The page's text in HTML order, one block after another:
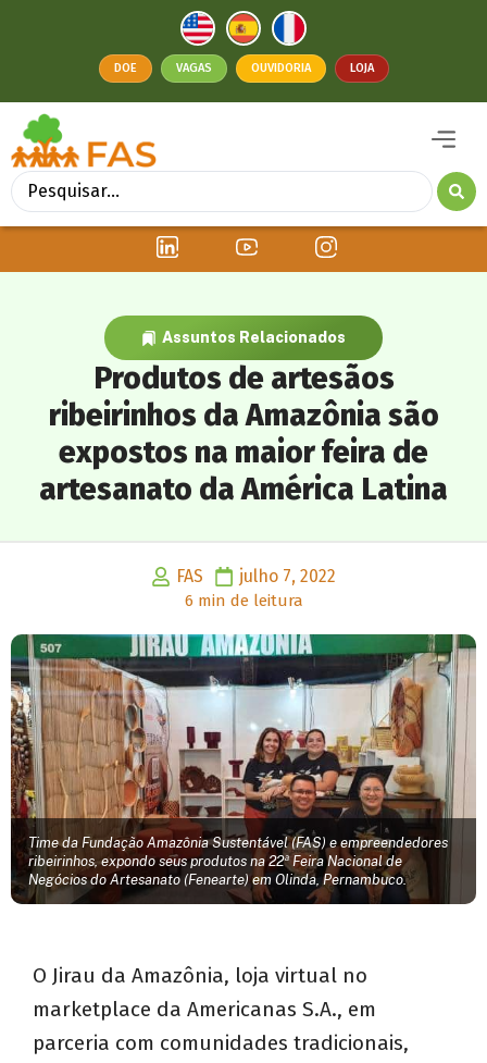
DOE VAGAS OUVIDORIA LOJA
Assuntos Relacionados
Produtos de artesãos
ribeirinhos da Amazônia são
expostos na maior feira de
artesanato da América Latina
FAS julho 7, 2022
6 min de leitura
Time da Fundação Amazônia Sustentável (FAS) e empreendedores
ribeirinhos, expondo seus produtos na 22ª Feira Nacional de
Negócios do Artesanato (Fenearte) em Olinda, Pernambuco.
O Jirau da Amazônia, loja virtual no
marketplace da Americanas S.A., em
parceria com comunidades tradicionais,